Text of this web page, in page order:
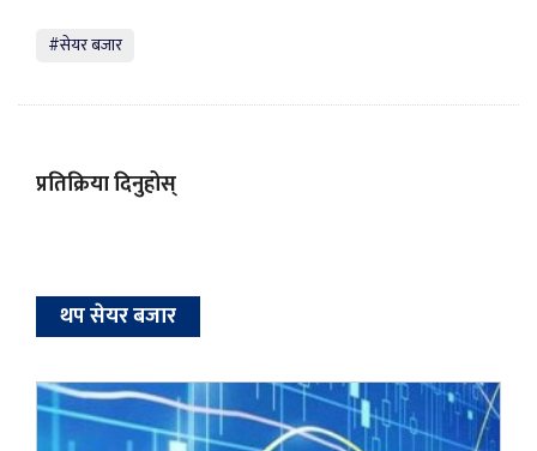
#सेयर बजार
प्रतिक्रिया दिनुहोस्
थप सेयर बजार